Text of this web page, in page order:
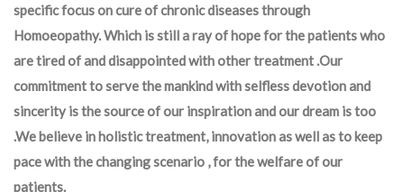
specific focus on cure of chronic diseases through
Homoeopathy. Which is still a ray of hope for the patients who
are tired of and disappointed with other treatment .Our
commitment to serve the mankind with selfless devotion and
sincerity is the source of our inspiration and our dream is too
.We believe in holistic treatment, innovation as well as to keep
pace with the changing scenario , for the welfare of our
patients.